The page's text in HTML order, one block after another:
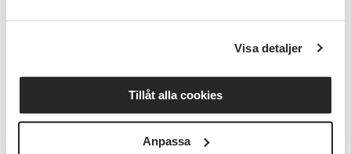
Visa detaljer
Tillåt alla cookies
Anpassa
Du behöver inga förkunskaper för att gå den här
kursen. Grundläggande kökskunskaper är användbar
bli smutsiga är att rekommendera. Det tillkommer
en kostnad för inköp av råvaror. Detta swishas direkt